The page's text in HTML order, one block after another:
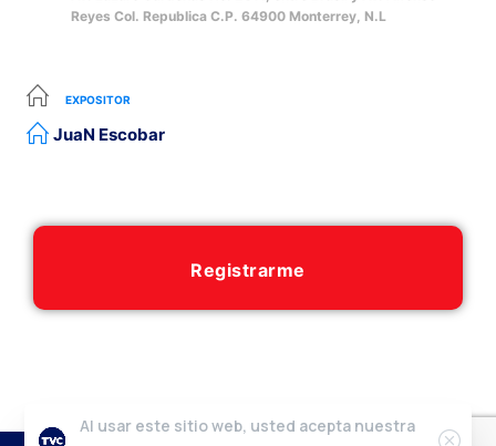
Reyes Col. Republica C.P. 64900 Monterrey, N.L
EXPOSITOR
JuaN Escobar
Registrarme
Al usar este sitio web, usted acepta nuestra